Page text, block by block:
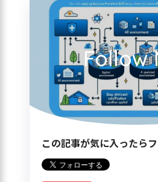
Follow
この記事が気に入ったら